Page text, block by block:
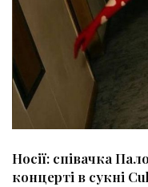
Носії: співачка
концерті в сукні